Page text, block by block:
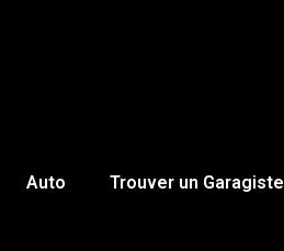
Auto Trouver un Garagiste